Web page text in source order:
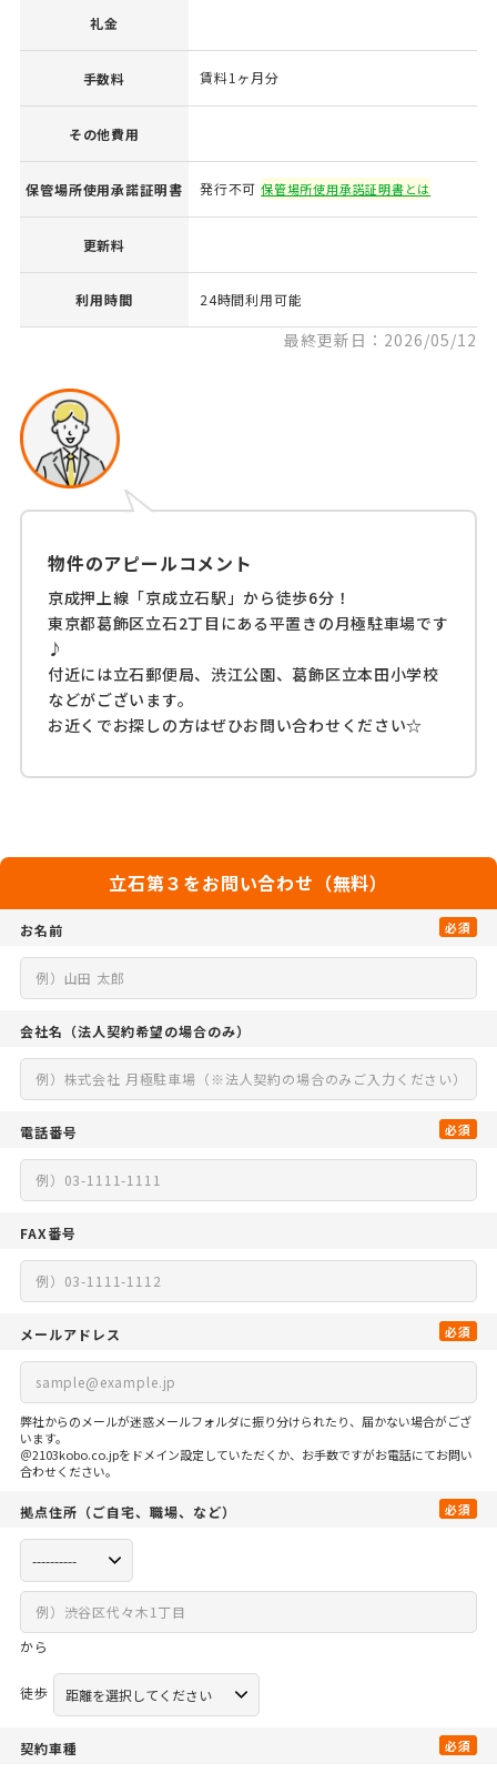
礼金
手数料 賃料1ヶ月分
その他費用
保管場所使用承諾証明書 発行不可保管場所使用承諾証明書とは
更新料
利用時間 24時間利用可能
最終更新日：2026/05/12
物件のアピールコメント
京成押上線「京成立石駅」から徒歩6分！
東京都葛飾区立石2丁目にある平置きの月極駐車場です
♪
付近には立石郵便局、渋江公園、葛飾区立本田小学校
などがございます。
お近くでお探しの方はぜひお問い合わせください☆
立石第３をお問い合わせ（無料）
お名前 必須
会社名 （法人契約希望の場合のみ）
電話番号 必須
FAX番号
メールアドレス 必須
弊社からのメールが迷惑メールフォルダに振り分けられたり、届かない場合がござ
います。
＠2103kobo.co.jpをドメイン設定していただくか、お手数ですがお電話にてお問い
合わせください。
拠点住所 （ご自宅、 職場、など） 必須
から
徒歩
契約車種 必須